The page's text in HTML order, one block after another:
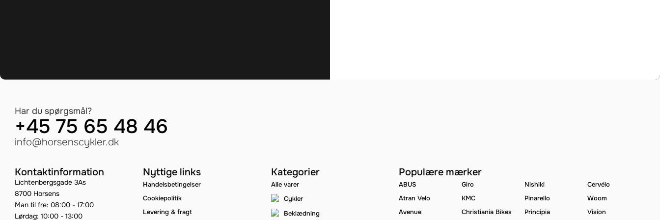
Har du spørgsmål?
+45 75 65 48 46
info@horsenscykler.dk
Kontaktinformation
Lichtenbergsgade 3As
8700 Horsens
Man til fre: 08:00 - 17:00
Lørdag: 10:00 - 13:00
Nyttige links
Handelsbetingelser
Cookiepolitik
Levering & fragt
Kategorier
Alle varer
Cykler
Beklædning
Populære mærker
ABUS
Atran Velo
Avenue
Giro
KMC
Christiania Bikes
Nishiki
Pinarello
Principia
Cervélo
Woom
Vision